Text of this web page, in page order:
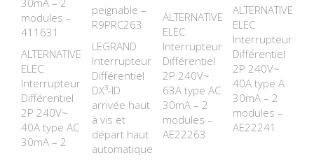
30mA – 2
modules –
411631
ALTERNATIVE
ELEC
Interrupteur
Différentiel
2P 240V~
40A type AC
30mA – 2
peignable –
R9PRC263
LEGRAND
Interrupteur
Différentiel
DX³-ID
arrivée haut
à vis et
départ haut
automatique
ALTERNATIVE
ELEC
Interrupteur
Différentiel
2P 240V~
63A type AC
30mA – 2
modules –
AE22263
ALTERNATIVE
ELEC
Interrupteur
Différentiel
2P 240V~
40A type A
30mA – 2
modules –
AE22241